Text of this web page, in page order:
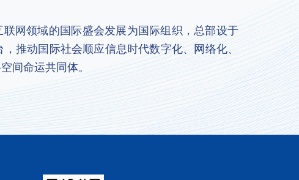
网领域的国际盛会发展为国际组织，总部设于
推动国际社会顺应信息时代数字化、网络化、
间命运共同体。